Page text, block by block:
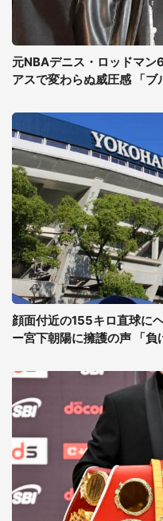
元NBAデニス・ロッドマ
アスで変わらぬ威圧感 「ブ
顔面付近の155キロ直球に
ー宮下朝陽に擁護の声 「